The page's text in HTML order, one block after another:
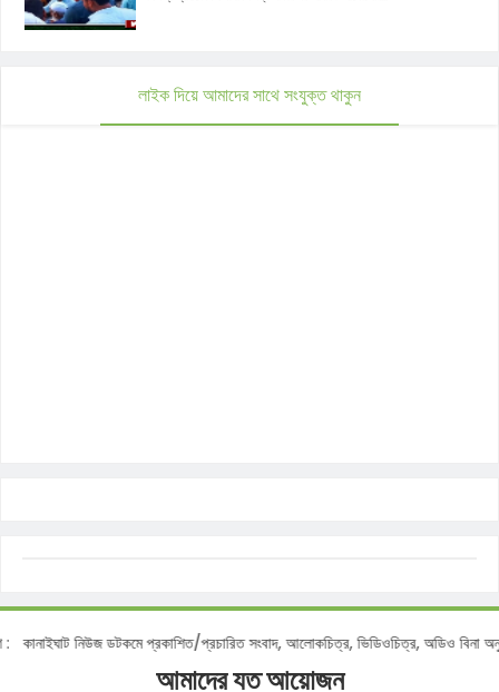
লাইক দিয়ে আমাদের সাথে সংযুক্ত থাকুন
:কানাইঘাট নিউজ ডটকমে প্রকাশিত/প্রচারিত সংবাদ, আলোকচিত্র, ভিডিওচিত্র, অডিও
আমাদের যত আয়োজন